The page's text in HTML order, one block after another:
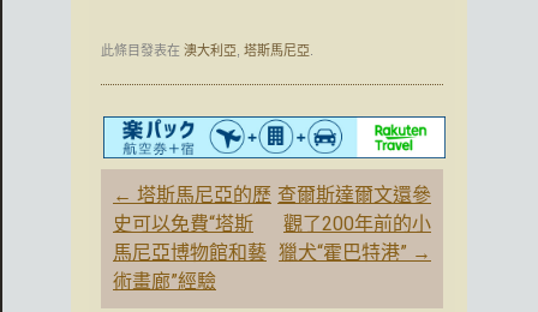
此條目發表在 澳大利亞 塔斯馬尼亞
文
章
導
航
← 塔斯馬尼亞的歷
史可以免費“塔斯
馬尼亞博物館和藝
術畫廊”經驗
查爾斯達爾文還參
觀了200年前的小
獵犬“霍巴特港” →